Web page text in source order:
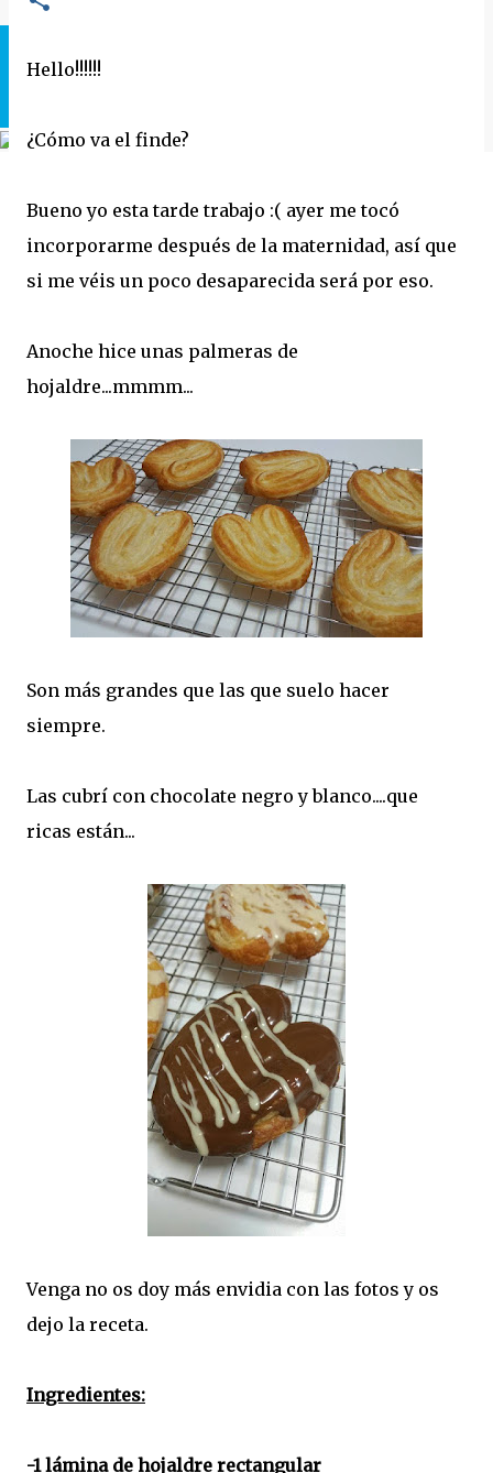
Hello!!!!!!
¿Cómo va el finde?
Bueno yo esta tarde trabajo :( ayer me tocó
incorporarme después de la maternidad, así que
si me véis un poco desaparecida será por eso.
Anoche hice unas palmeras de
hojaldre...mmmm...
Son más grandes que las que suelo hacer
siempre.
Las cubrí con chocolate negro y blanco....que
ricas están...
Venga no os doy más envidia con las fotos y os
dejo la receta.
Ingredientes:
-1 lámina de hojaldre rectangular